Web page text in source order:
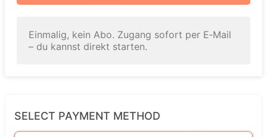
Einmalig, kein Abo. Zugang sofort per E‑Mail
– du kannst direkt starten.
SELECT PAYMENT METHOD